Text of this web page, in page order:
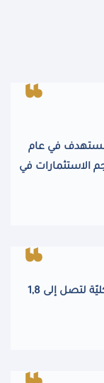
مستهدف في عام
زيادة في حجم الاستثمارات في
- الخطة تستهدف زيادة الاستثمارات الكليّة لتصل إلى 1,8